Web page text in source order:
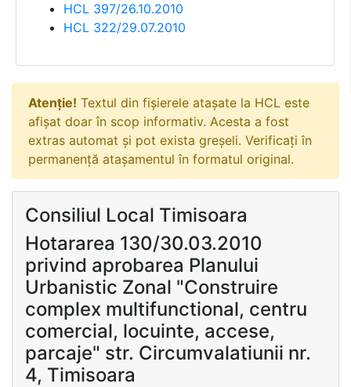
HCL 397/26.10.2010
HCL 322/29.07.2010
Atenție! Textul din fișierele atașate la HCL este
afișat doar în scop informativ. Acesta a fost
extras automat și pot exista greșeli. Verificați în
permanență atașamentul în formatul original.
Consiliul Local Timisoara
Hotararea 130/30.03.2010
privind aprobarea Planului
Urbanistic Zonal "Construire
complex multifunctional, centru
comercial, locuinte, accese,
parcaje" str. Circumvalatiunii nr.
4, Timisoara